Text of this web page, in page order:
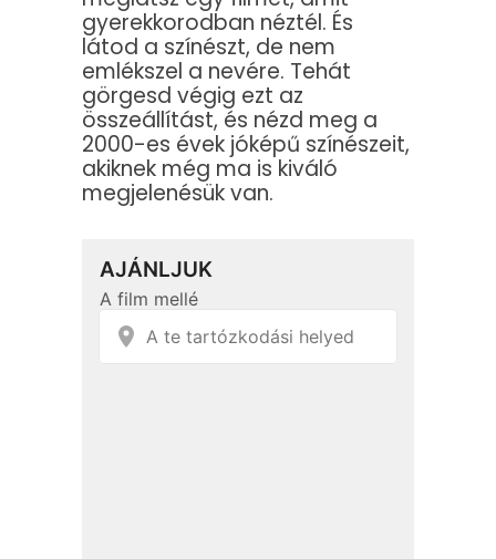
gyerekkorodban néztél. És
látod a színészt, de nem
emlékszel a nevére. Tehát
görgesd végig ezt az
összeállítást, és nézd meg a
2000-es évek jóképű színészeit,
akiknek még ma is kiváló
megjelenésük van.